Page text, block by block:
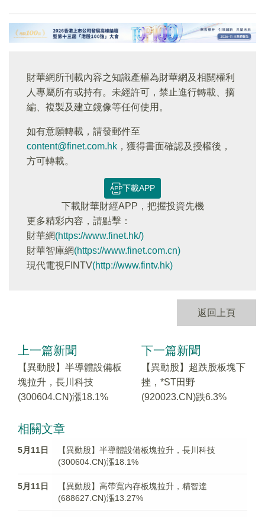
財華網所刊載內容之知識產權為財華網及相關權利
人專屬所有或持有。未經許可，禁止進行轉載、摘
編、複製及建立鏡像等任何使用。
如有意願轉載，請發郵件至
content@finet.com.hk ，獲得書面確認及授權後，
方可轉載。
下載APP
下載財華財經APP，把握投資先機
更多精彩内容，請點擊：
財華網(https://www.finet.hk/)
財華智庫網(https://www.finet.com.cn)
現代電視FINTV(http://www.fintv.hk)
返回上頁
上一篇新聞
【異動股】半導體設備板
塊拉升，長川科技
(300604.CN)漲18.1%
下一篇新聞
【異動股】超跌股板塊下
挫，*ST田野
(920023.CN)跌6.3%
相關文章
5月11日
【異動股】半導體設備板塊拉升，長川科技
(300604.CN)漲18.1%
5月11日
【異動股】高帶寬内存板塊拉升，精智達
(688627.CN)漲13.27%